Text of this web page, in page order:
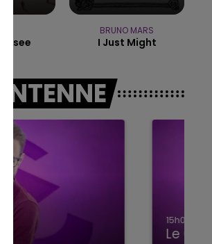
BRUNO MARS
I Just Might
Champagne FM